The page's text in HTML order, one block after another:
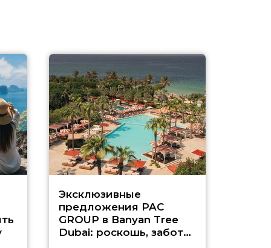
Эксклюзивные
предложения PAC
GROUP в Banyan Tree
Dubai: роскошь, забота